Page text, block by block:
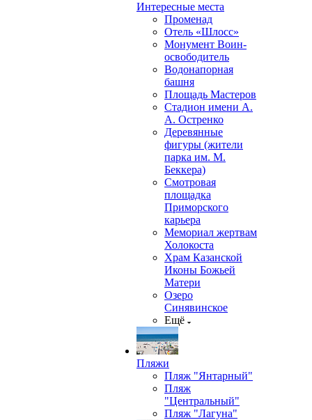
Интересные места
Променад
Отель «Шлосс»
Монумент Воин-
освободитель
Водонапорная
башня
Площадь Мастеров
Стадион имени А.
А. Остренко
Деревянные
фигуры (жители
парка им. М.
Беккера)
Смотровая
площадка
Приморского
карьера
Мемориал жертвам
Холокоста
Храм Казанской
Иконы Божьей
Матери
Озеро
Синявинское
Ещё
Пляжи
Пляж "Янтарный"
Пляж
"Центральный"
Пляж "Лагуна"